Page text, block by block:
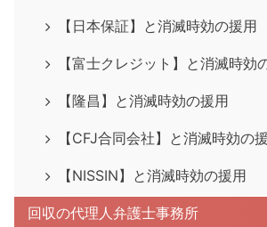
【日本保証】と消滅時効の援用
【富士クレジット】と消滅時効
【隆昌】と消滅時効の援用
【CFJ合同会社】と消滅時効の
【NISSIN】と消滅時効の援用
回収の代理人弁護士事務所